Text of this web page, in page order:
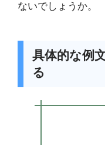
ないでしょうか。
具体的な例
る